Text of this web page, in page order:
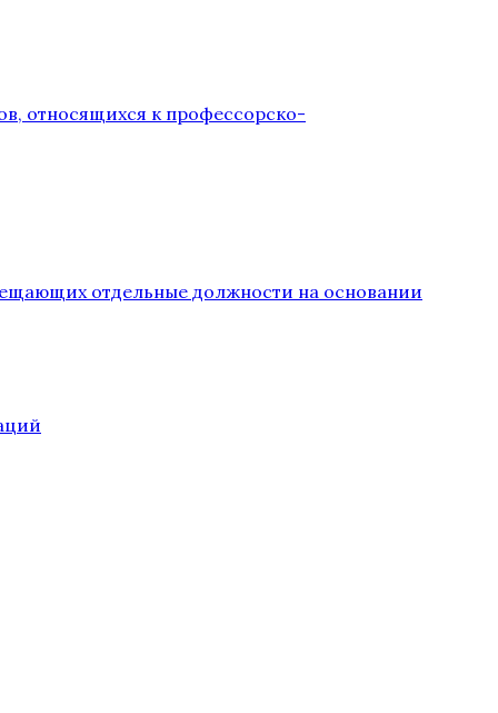
относящихся к профессорско-
отдельные должности на основании